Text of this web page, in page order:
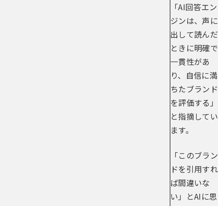
「AI回答エン
ジンは、声に
出して読んだ
ときに明確で
一貫性があ
り、自信に満
ちたブランド
を評価する」
と指摘してい
ます。
「このブラン
ドを引用すれ
ば間違いな
い」とAIに思